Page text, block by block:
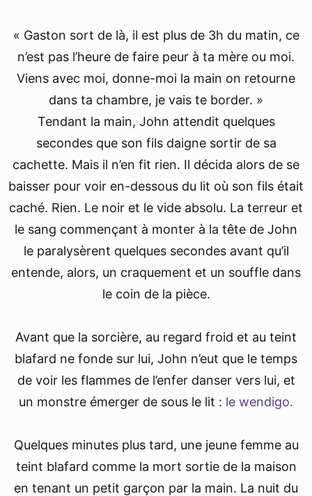
« Gaston sort de là, il est plus de 3h du matin, ce
n’est pas l’heure de faire peur à ta mère ou moi.
Viens avec moi, donne-moi la main on retourne
dans ta chambre, je vais te border. »
Tendant la main, John attendit quelques
secondes que son fils daigne sortir de sa
cachette. Mais il n’en fit rien. Il décida alors de se
baisser pour voir en-dessous du lit où son fils était
caché. Rien. Le noir et le vide absolu. La terreur et
le sang commençant à monter à la tête de John
le paralysèrent quelques secondes avant qu’il
entende, alors, un craquement et un souffle dans
le coin de la pièce.
Avant que la sorcière, au regard froid et au teint
blafard ne fonde sur lui, John n’eut que le temps
de voir les flammes de l’enfer danser vers lui, et
un monstre émerger de sous le lit : le wendigo.
Quelques minutes plus tard, une jeune femme au
teint blafard comme la mort sortie de la maison
en tenant un petit garçon par la main. La nuit du